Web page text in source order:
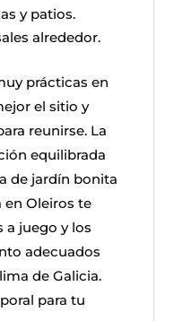
y patios.
alrededor.
prácticas en
el sitio y
reunirse. La
equilibrada
de jardín bonita
en Oleiros te
a juego y los
adecuados
de Galicia.
para tu